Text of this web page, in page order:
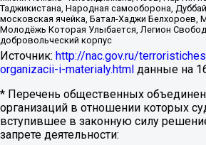
Таджикистана, Народная самооборона,
московская ячейка, Батал-Хаджи Белхороев,
Молодёжь Которая Улыбается, Легион
добровольческий корпус
Источник: http://nac.gov.ru/
organizacii-i-materialy.html данные на
* Перечень общественных
организаций в отношении которых
вступившее в законную силу
запрете деятельности: